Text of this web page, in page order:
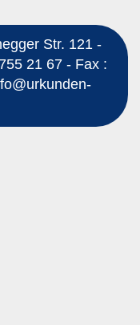
Str. 121 -
21 67 - Fax :